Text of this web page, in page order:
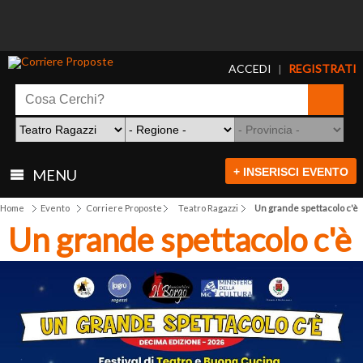
ACCEDI | REGISTRATI
MENU + INSERISCI EVENTO
Home Evento Corriere Proposte Teatro Ragazzi Un grande spettacolo c'è
Un grande spettacolo c'è